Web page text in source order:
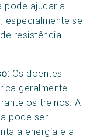
pode ajudar a
especialmente se
resistência.
Os doentes
geralmente
os treinos. A
pode ser
a energia e a